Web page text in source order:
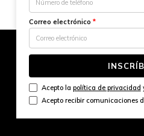
Correo electrónico *
Acepto la política de privacidad
Acepto recibir comunicaciones